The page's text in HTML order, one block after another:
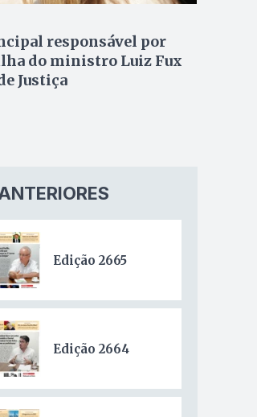
responsável por
do ministro Luiz Fux
Justiça
Edição 2665
Edição 2664